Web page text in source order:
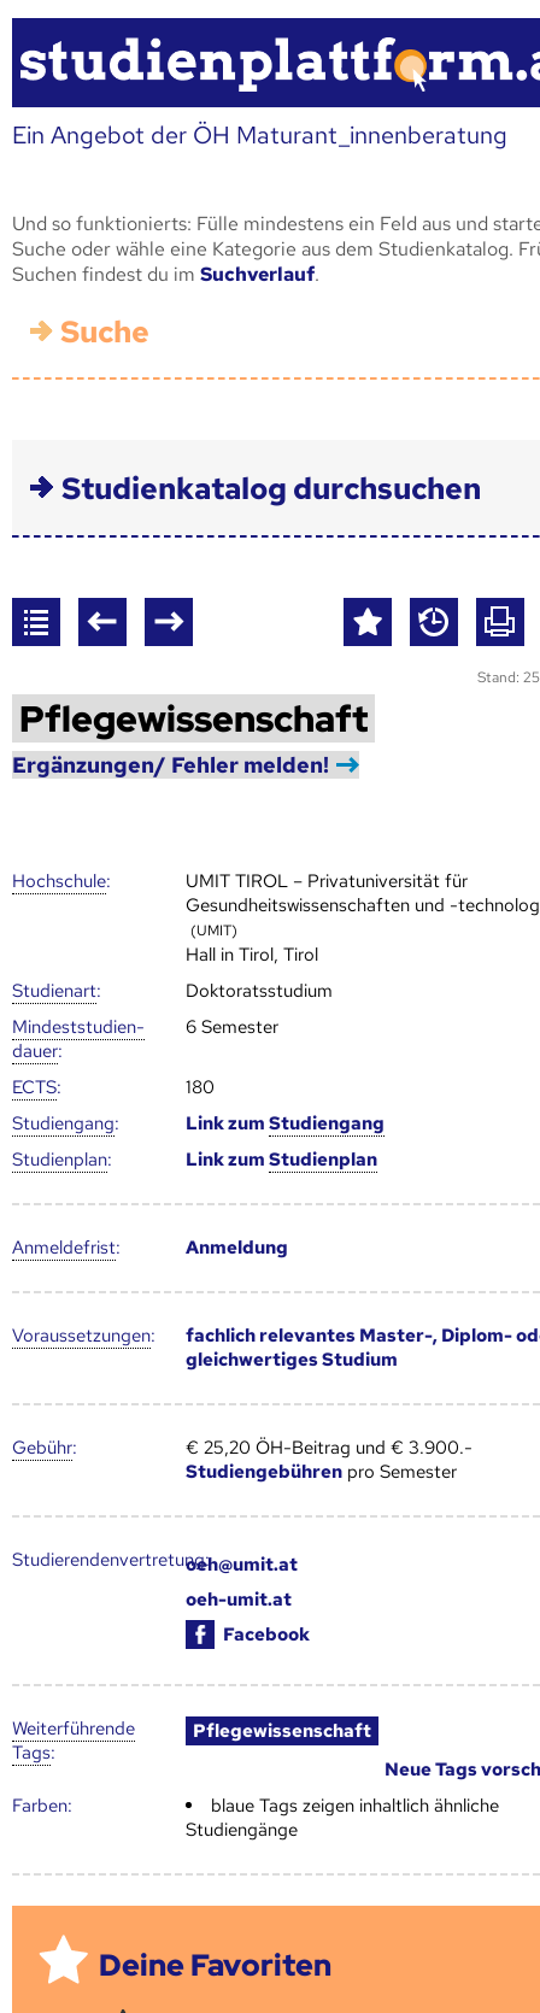
Ein Angebot der ÖH Maturant_innenberatung
Und so funktionierts: Fülle mindestens ein Feld aus und
Suche oder wähle eine Kategorie aus dem Studienkatalog.
Suchen findest du im Suchverlauf.
Suche
Studienkatalog durchsuchen
Stand:
Pflegewissenschaft
Ergänzungen/ Fehler melden!
Hoch­schule:
UMIT TIROL – Privatuniversität für
Gesundheitswissenschaften und -
(UMIT)
Hall in Tirol, Tirol
Studienart:
Doktoratsstudium
Mindest­studien­
dauer:
6 Semester
ECTS:
180
Studien­gang: Link zumStudien­gang
Studien­plan: Link zumStudien­plan
Anmelde­frist: Anmeldung
Voraus­setzungen:
fachlich relevantes Master-, Diplom-
gleichwertiges Studium
Gebühr:
€ 25,20 ÖH-Beitrag und € 3.900.-
Studiengebühren pro Semester
Studierendenvertretung:oeh@umit.at
oeh-umit.at
Facebook
Weiter­führende
Tags:
Pflegewissenschaft
Neue Tags
Farben:
blaue Tags zeigen inhaltlich ähnliche
Studiengänge
Deine Favoriten